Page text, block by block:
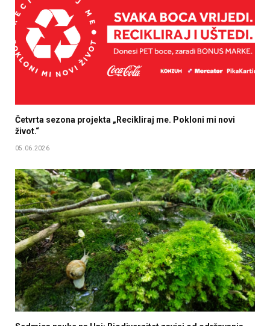
Četvrta sezona projekta „Recikliraj me. Pokloni mi novi
život.“
05.06.2026